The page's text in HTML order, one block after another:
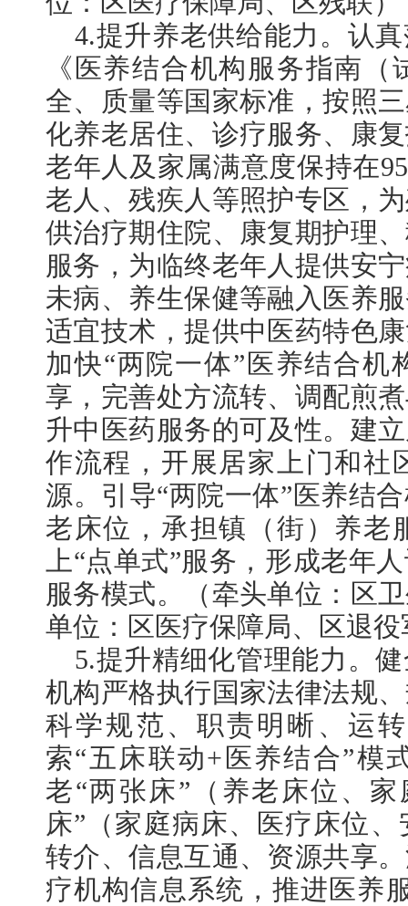
4.提升养老供给能力。认
《医养结合机构服务指南
全、质量等国家标准，按照
化养老居住、诊疗服务、康
老年人及家属满意度保持在
老人、残疾人等照护专区，
供治疗期住院、康复期护理
服务，为临终老年人提供安
未病、养生保健等融入医养
适宜技术，提供中医药特色
加快“两院一体”医养结合机
享，完善处方流转、调配煎
升中医药服务的可及性。建
作流程，开展居家上门和社
源。引导“两院一体”医养结
老床位，承担镇（街）养老
上“点单式”服务，形成老年
服务模式。（牵头单位：区
单位：区医疗保障局、区退
5.提升精细化管理能力。
机构严格执行国家法律法规
科学规范、职责明晰、运
索“五床联动+医养结合”模
老“两张床”（养老床位、
床”（家庭病床、医疗床位
转介、信息互通、资源共享
疗机构信息系统，推进医养